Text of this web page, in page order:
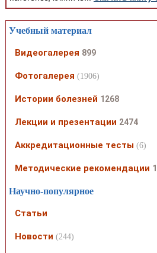
Учебный материал
Видеогалерея 899
Фотогалерея (1906)
Истории болезней 1268
Лекции и презентации 2474
Аккредитационные тесты (6)
Методические рекомендации
Научно-популярное
Статьи
Новости (244)